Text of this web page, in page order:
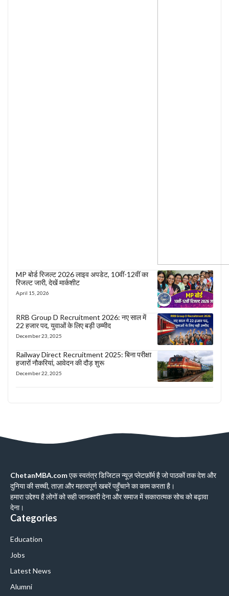
MP बोर्ड रिजल्ट 2026 लाइव अपडेट, 10वीं-12वीं का
रिजल्ट जारी, देखें मार्कशीट
April 15, 2026
RRB Group D Recruitment 2026: नए साल में
22 हजार पद, युवाओं के लिए बड़ी उम्मीद
December 23, 2025
Railway Direct Recruitment 2025: बिना परीक्षा
हजारों नौकरियां, आवेदन की दौड़ शुरू
December 22, 2025
ChetanMBA.comएक स्वतंत्र डिजिटल न्यूज़ प्लेटफ़ॉर्म है जो पाठकों तक देश और
दुनिया की सच्ची, ताज़ा और महत्वपूर्ण खबरें पहुँचाने का काम करता है।
हमारा उद्देश्य है लोगों को सही जानकारी देना और समाज में सकारात्मक सोच को बढ़ावा
देना।
Categories
Education
Jobs
Latest News
Alumni